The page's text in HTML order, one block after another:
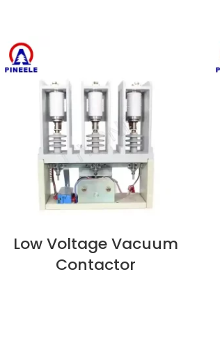
지금 보기
Low Voltage Vacuum
Contactor